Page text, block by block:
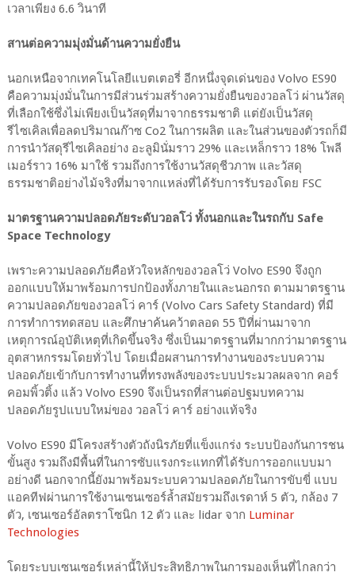
เวลาเพียง 6.6 วินาที
สานต่อความมุ่งมั่นด้านความยั่งยืน
นอกเหนือจากเทคโนโลยีแบตเตอรี่ อีกหนึ่งจุดเด่นของ Volvo ES90
คือความมุ่งมั่นในการมีส่วนร่วมสร้างความยั่งยืนของวอลโว่ ผ่านวัสดุ
ที่เลือกใช้ซึ่งไม่เพียงเป็นวัสดุที่มาจากธรรมชาติ แต่ยังเป็นวัสดุ
รีไซเคิลเพื่อลดปริมาณก๊าซ Co2 ในการผลิต และในส่วนของตัวรถก็มี
การนำวัสดุรีไซเคิลอย่าง อะลูมินั่มราว 29% และเหล็กราว 18% โพลี
เมอร์ราว 16% มาใช้ รวมถึงการใช้งานวัสดุชีวภาพ และวัสดุ
ธรรมชาติอย่างไม้จริงที่มาจากแหล่งที่ได้รับการรับรองโดย FSC
มาตรฐานความปลอดภัยระดับวอลโว่ ทั้งนอกและในรถกับ Safe
Space Technology
เพราะความปลอดภัยคือหัวใจหลักของวอลโว่ Volvo ES90 จึงถูก
ออกแบบให้มาพร้อมการปกป้องทั้งภายในและนอกรถ ตามมาตรฐาน
ความปลอดภัยของวอลโว่ คาร์ (Volvo Cars Safety Standard) ที่มี
การทำการทดสอบ และศึกษาค้นคว้าตลอด 55 ปีที่ผ่านมาจาก
เหตุการณ์อุบัติเหตุที่เกิดขึ้นจริง ซึ่งเป็นมาตรฐานที่มากกว่ามาตรฐาน
อุตสาหกรรมโดยทั่วไป โดยเมื่อผสานการทำงานของระบบความ
ปลอดภัยเข้ากับการทำงานที่ทรงพลังของระบบประมวลผลจาก คอร์
คอมพิ้วติ้ง แล้ว Volvo ES90 จึงเป็นรถที่สานต่อปฐมบทความ
ปลอดภัยรูปแบบใหม่ของ วอลโว่ คาร์ อย่างแท้จริง
Volvo ES90 มีโครงสร้างตัวถังนิรภัยที่แข็งแกร่ง ระบบป้องกันการชน
ขั้นสูง รวมถึงมีพื้นที่ในการซับแรงกระแทกที่ได้รับการออกแบบมา
อย่างดี นอกจากนี้ยังมาพร้อมระบบความปลอดภัยในการขับขี่ แบบ
แอคทีฟผ่านการใช้งานเซนเซอร์ล้ำสมัยรวมถึงเรดาห์ 5 ตัว, กล้อง 7
ตัว, เซนเซอร์อัลตราโซนิก 12 ตัว และ lidar จาก Luminar
Technologies
โดยระบบเซนเซอร์เหล่านี้ให้ประสิทธิภาพในการมองเห็นที่ไกลกว่า